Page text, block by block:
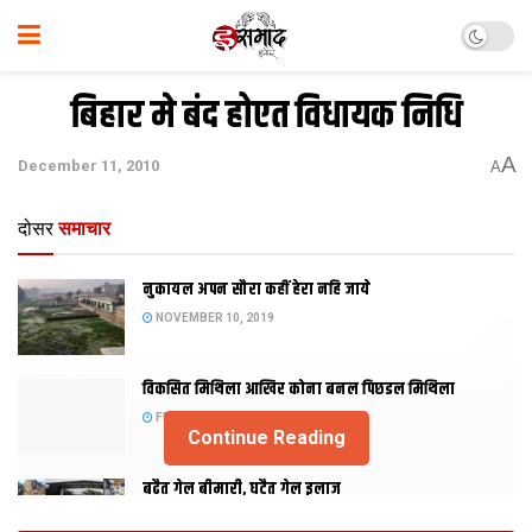
बिहार मे बंद होएत विधायक निधि
December 11, 2010 AA
दोसर समाचार
नुकायल अपन सौरा कहीं हेरा नहि जाये
NOVEMBER 10, 2019
विकसित मिथिला आखिर कोना बनल पिछडल मिथिला
FEBRUARY 23, 2019
बढैत गेल बीमारी, घटैत गेल इलाज
Continue Reading